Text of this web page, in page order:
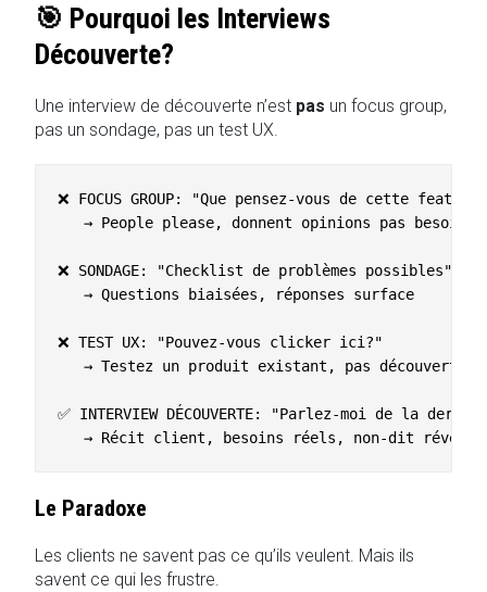
🎯 Pourquoi les Interviews
Découverte?
Une interview de découverte n’est pas un focus group,
pas un sondage, pas un test UX.
❌ FOCUS GROUP: "Que pensez-vous de cette
   → People please, donnent opinions pas besoins
❌ SONDAGE: "Checklist de problèmes possibles"
   → Questions biaisées, réponses surface
❌ TEST UX: "Pouvez-vous clicker ici?"
   → Testez un produit existant, pas découverte
✅ INTERVIEW DÉCOUVERTE: "Parlez-moi de la
Le Paradoxe
Les clients ne savent pas ce qu’ils veulent. Mais ils
savent ce qui les frustre.